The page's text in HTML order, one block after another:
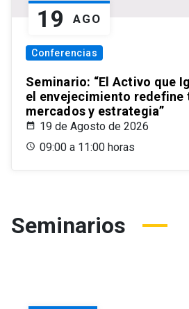
19 AGO
Conferencias
Seminario: “El Activo que
el envejecimiento redefine
mercados y estrategia”
19 de Agosto de 2026
09:00 a 11:00 horas
Seminarios